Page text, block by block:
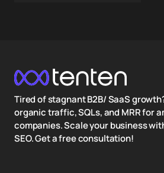
Tired of stagnant B2B/ SaaS
organic traffic, SQLs, and MRR for
companies. Scale your business
SEO. Get a free consultation!